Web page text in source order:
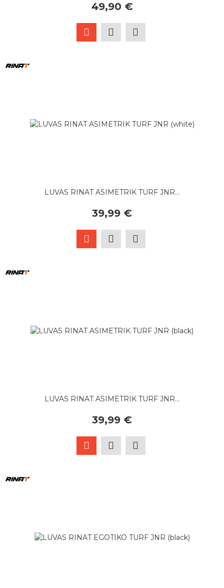
49,90 €
LUVAS RINAT ASIMETRIK TURF JNR...
39,99 €
LUVAS RINAT ASIMETRIK TURF JNR...
39,99 €